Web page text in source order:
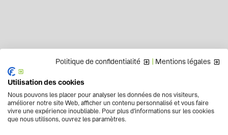
Politique de confidentialité | Mentions légales
Utilisation des cookies
Nous pouvons les placer pour analyser les données de nos visiteurs,
améliorer notre site Web, afficher un contenu personnalisé et vous faire
vivre une expérience inoubliable. Pour plus d'informations sur les cookies
que nous utilisons, ouvrez les paramètres.